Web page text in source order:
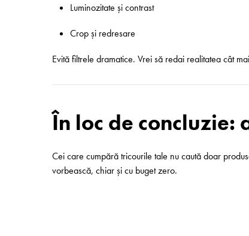
Luminozitate și contrast
Crop și redresare
Evită filtrele dramatice. Vrei să redai realitatea cât
În loc de concluzie:
Cei care cumpără tricourile tale nu caută doar
vorbească, chiar și cu buget zero.